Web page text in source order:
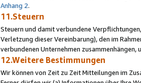
Anhang 2.
11.Steuern
Steuern und damit verbundene
Verletzung dieser Vereinbarung), den im
verbundenen Unternehmen
12.Weitere Bestimmungen
Wir können von Zeit zu Zeit Mitteilungen im